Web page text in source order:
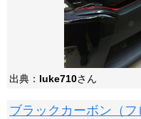
出典： luke710さん
ブラックカーボン（フ